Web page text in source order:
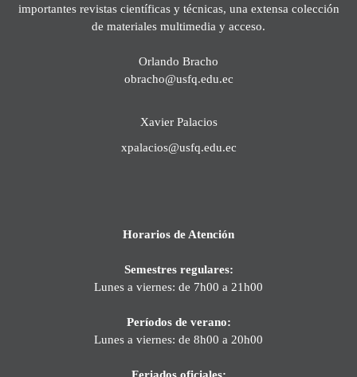
importantes revistas científicas y técnicas, una extensa colección
de materiales multimedia y acceso.
Orlando Bracho
obracho@usfq.edu.ec
Xavier Palacios
xpalacios@usfq.edu.ec
Horarios de Atención
Semestres regulares:
Lunes a viernes: de 7h00 a 21h00
Períodos de verano:
Lunes a viernes: de 8h00 a 20h00
Feriados oficiales: